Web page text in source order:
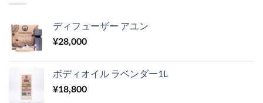
ディフューザー アユン
¥28,000
ボディオイル ラベンダー1L
¥18,800